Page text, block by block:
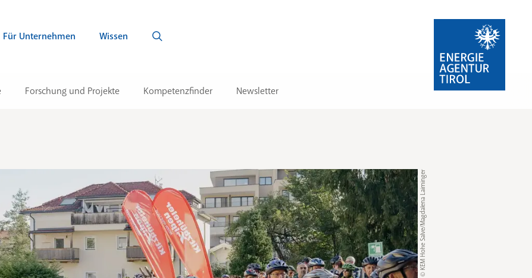
Für Unternehmen Wissen
Forschung und Projekte Kompetenzfinder Newsletter
© KEM Hohe Salve/Magdalena Laiminger